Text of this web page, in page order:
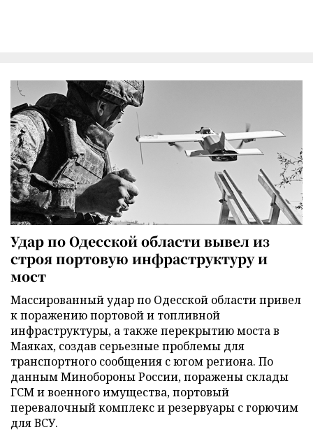
Удар по Одесской области вывел из
строя портовую инфраструктуру и
мост
Массированный удар по Одесской области привел
к поражению портовой и топливной
инфраструктуры, а также перекрытию моста в
Маяках, создав серьезные проблемы для
транспортного сообщения с югом региона. По
данным Минобороны России, поражены склады
ГСМ и военного имущества, портовый
перевалочный комплекс и резервуары с горючим
для ВСУ.